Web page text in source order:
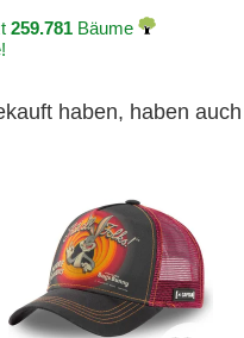
259.781Bäume
haben, haben auch